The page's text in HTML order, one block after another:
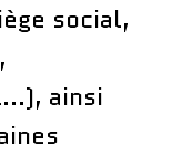
social,
ainsi